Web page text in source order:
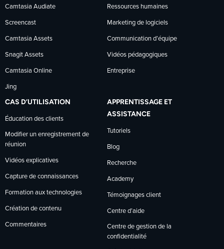
Camtasia Audiate
Screencast
Camtasia Assets
Snagit Assets
Camtasia Online
Jing
Ressources humaines
Marketing de logiciels
Communication d’équipe
Vidéos pédagogiques
Entreprise
CAS D’UTILISATION
Éducation des clients
Modifier un enregistrement de
réunion
Vidéos explicatives
Capture de connaissances
Formation aux technologies
Création de contenu
Commentaires
APPRENTISSAGE ET
ASSISTANCE
Tutoriels
Blog
Recherche
Academy
Témoignages client
Centre d’aide
Centre de gestion de la
confidentialité